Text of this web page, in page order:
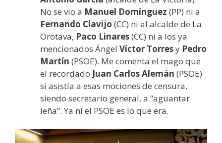
No se vio a Manuel Domínguez (PP) ni a
Fernando Clavijo (CC) ni al alcalde de La
Orotava, Paco Linares(CC) ni a los ya
mencionados Ángel Víctor Torresy Pedro
Martín (PSOE). Me comenta el mago que
el recordado Juan Carlos Alemán (PSOE)
si asistía a esas mociones de censura,
siendo secretario general, a “aguantar
leña”. Ya ni el PSOE es lo que era.